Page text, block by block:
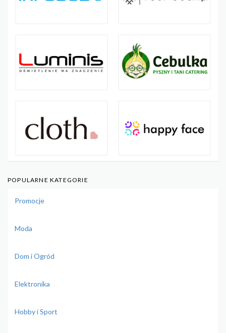
POPULARNE KATEGORIE
Promocje
Moda
Dom i Ogród
Elektronika
Hobby i Sport